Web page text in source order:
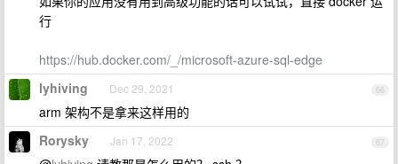
行
https://hub.docker.com/_/microsoft-azure-sql-edge
66
lyhiving Dec 29, 2021
arm 架构不是拿来这样用的
67
Rorysky Jan 17, 2022